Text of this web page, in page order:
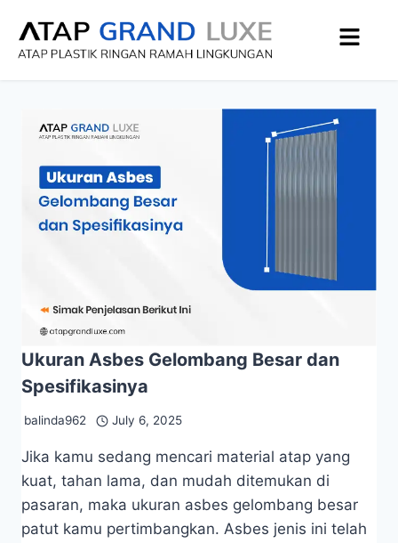
Ukuran Asbes Gelombang Besar dan
Spesifikasinya
balinda962 July 6, 2025
Jika kamu sedang mencari material atap yang
kuat, tahan lama, dan mudah ditemukan di
pasaran, maka ukuran asbes gelombang besar
patut kamu pertimbangkan. Asbes jenis ini telah